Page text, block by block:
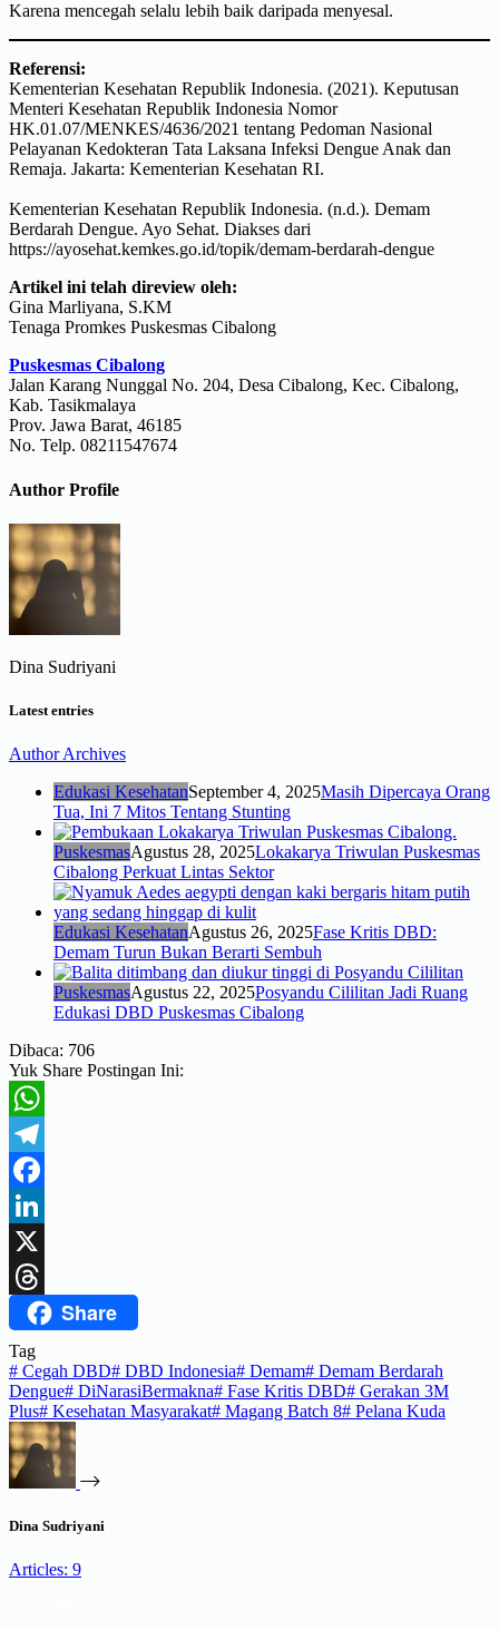
Karena mencegah selalu lebih baik daripada menyesal.
Referensi:
Kementerian Kesehatan Republik Indonesia. (2021). Keputusan
Menteri Kesehatan Republik Indonesia Nomor
HK.01.07/MENKES/4636/2021 tentang Pedoman Nasional
Pelayanan Kedokteran Tata Laksana Infeksi Dengue Anak dan
Remaja. Jakarta: Kementerian Kesehatan RI.
Kementerian Kesehatan Republik Indonesia. (n.d.). Demam
Berdarah Dengue. Ayo Sehat. Diakses dari
https://ayosehat.kemkes.go.id/topik/demam-berdarah-dengue
Artikel ini telah direview oleh:
Gina Marliyana, S.KM
Tenaga Promkes Puskesmas Cibalong
Puskesmas Cibalong
Jalan Karang Nunggal No. 204, Desa Cibalong, Kec. Cibalong,
Kab. Tasikmalaya
Prov. Jawa Barat, 46185
No. Telp. 08211547674
Author Profile
Dina Sudriyani
Latest entries
Author Archives
Edukasi KesehatanSeptember 4, 2025Masih Dipercaya Orang
Tua, Ini 7 Mitos Tentang Stunting
PuskesmasAgustus 28, 2025Lokakarya Triwulan Puskesmas
Cibalong Perkuat Lintas Sektor
Edukasi KesehatanAgustus 26, 2025Fase Kritis DBD:
Demam Turun Bukan Berarti Sembuh
PuskesmasAgustus 22, 2025Posyandu Cililitan Jadi Ruang
Edukasi DBD Puskesmas Cibalong
Dibaca: 706
Yuk Share Postingan Ini:
WhatsApp
Telegram
Facebook
LinkedIn
X
ThreadsShare
Tag
# Cegah DBD# DBD Indonesia# Demam# Demam Berdarah
Dengue# DiNarasiBermakna# Fase Kritis DBD# Gerakan 3M
Plus# Kesehatan Masyarakat# Magang Batch 8# Pelana Kuda
Dina Sudriyani
Articles: 9